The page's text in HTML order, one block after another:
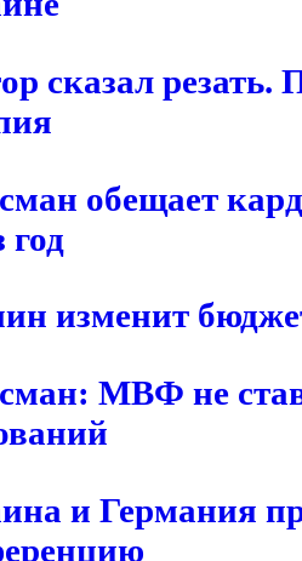
сказал
обещает
год
изменит
МВФ не
и Германия